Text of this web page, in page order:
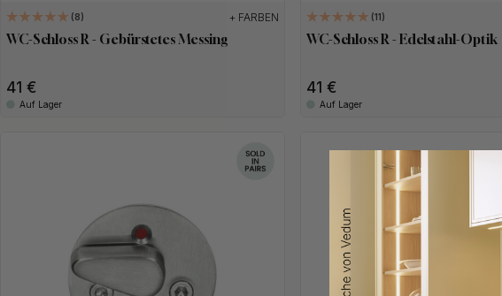
8 + FARBEN
WC-Schloss R - Gebürstetes Messing
41 €
Auf Lager
11
WC-Schloss R - Edelstahl-Optik
41 €
Auf Lager